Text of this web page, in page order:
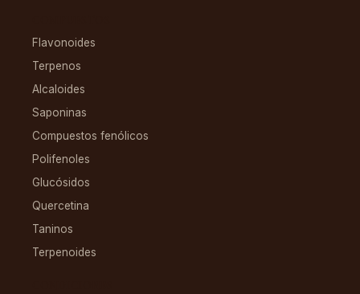
Flavonoides
Terpenos
Alcaloides
Saponinas
Compuestos fenólicos
Polifenoles
Glucósidos
Quercetina
Taninos
Terpenoides